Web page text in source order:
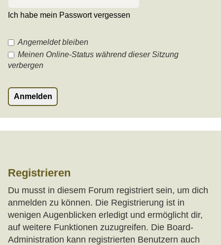
Ich habe mein Passwort vergessen
Angemeldet bleiben
Meinen Online-Status während dieser Sitzung
verbergen
Registrieren
Du musst in diesem Forum registriert sein, um dich
anmelden zu können. Die Registrierung ist in
wenigen Augenblicken erledigt und ermöglicht dir,
auf weitere Funktionen zuzugreifen. Die Board-
Administration kann registrierten Benutzern auch